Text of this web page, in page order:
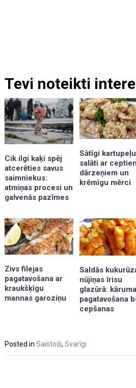
Tevi noteikti
Cik ilgi kaķi spēj
atcerēties savus
saimniekus:
atmiņas procesi un
galvenās pazīmes
Sātīgi kartupeļu
salāti ar
dārzeņiem un
krēmīgu mērci
Zivs filejas
pagatavošana ar
kraukšķīgu
mannas garoziņu
Saldās
nūjiņas īrisu
glazūrā: kāruma
pagatavošana
cepšanas
Posted inSaistoši,Svarīgi